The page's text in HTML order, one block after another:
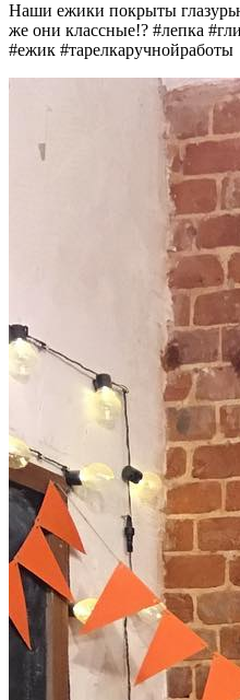
Наши ежики покрыты
же они классные!? #лепка
#ежик #тарелкаручнойработы